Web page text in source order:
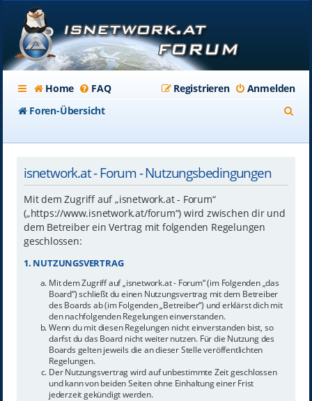
Home FAQ Anmelden
Registrieren
Foren-Übersicht
isnetwork.at - Forum - Nutzungsbedingungen
Mit dem Zugriff auf „isnetwork.at - Forum“
(„https://www.isnetwork.at/forum“) wird zwischen dir und
dem Betreiber ein Vertrag mit folgenden Regelungen
geschlossen:
1. NUTZUNGSVERTRAG
Mit dem Zugriff auf „isnetwork.at - Forum“ (im Folgenden „das
Board“) schließt du einen Nutzungsvertrag mit dem Betreiber
des Boards ab (im Folgenden „Betreiber“) und erklärst dich mit
den nachfolgenden Regelungen einverstanden.
Wenn du mit diesen Regelungen nicht einverstanden bist, so
darfst du das Board nicht weiter nutzen. Für die Nutzung des
Boards gelten jeweils die an dieser Stelle veröffentlichten
Regelungen.
Der Nutzungsvertrag wird auf unbestimmte Zeit geschlossen
und kann von beiden Seiten ohne Einhaltung einer Frist
jederzeit gekündigt werden.